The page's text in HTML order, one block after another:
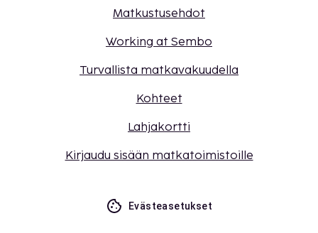
Matkustusehdot
Working at Sembo
Turvallista matkavakuudella
Kohteet
Lahjakortti
Kirjaudu sisään matkatoimistoille
Evästeasetukset